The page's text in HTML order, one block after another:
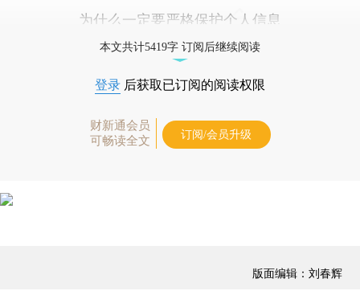
为什么一定要严格保护个人信息
本文共计5419字 订阅后继续阅读
登录 后获取已订阅的阅读权限
财新通会员
可畅读全文
订阅/会员升级
版面编辑：刘春辉